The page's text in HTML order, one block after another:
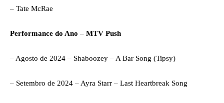
– Tate McRae
Performance do Ano – MTV Push
– Agosto de 2024 – Shaboozey – A Bar Song (Tipsy)
– Setembro de 2024 – Ayra Starr – Last Heartbreak Song